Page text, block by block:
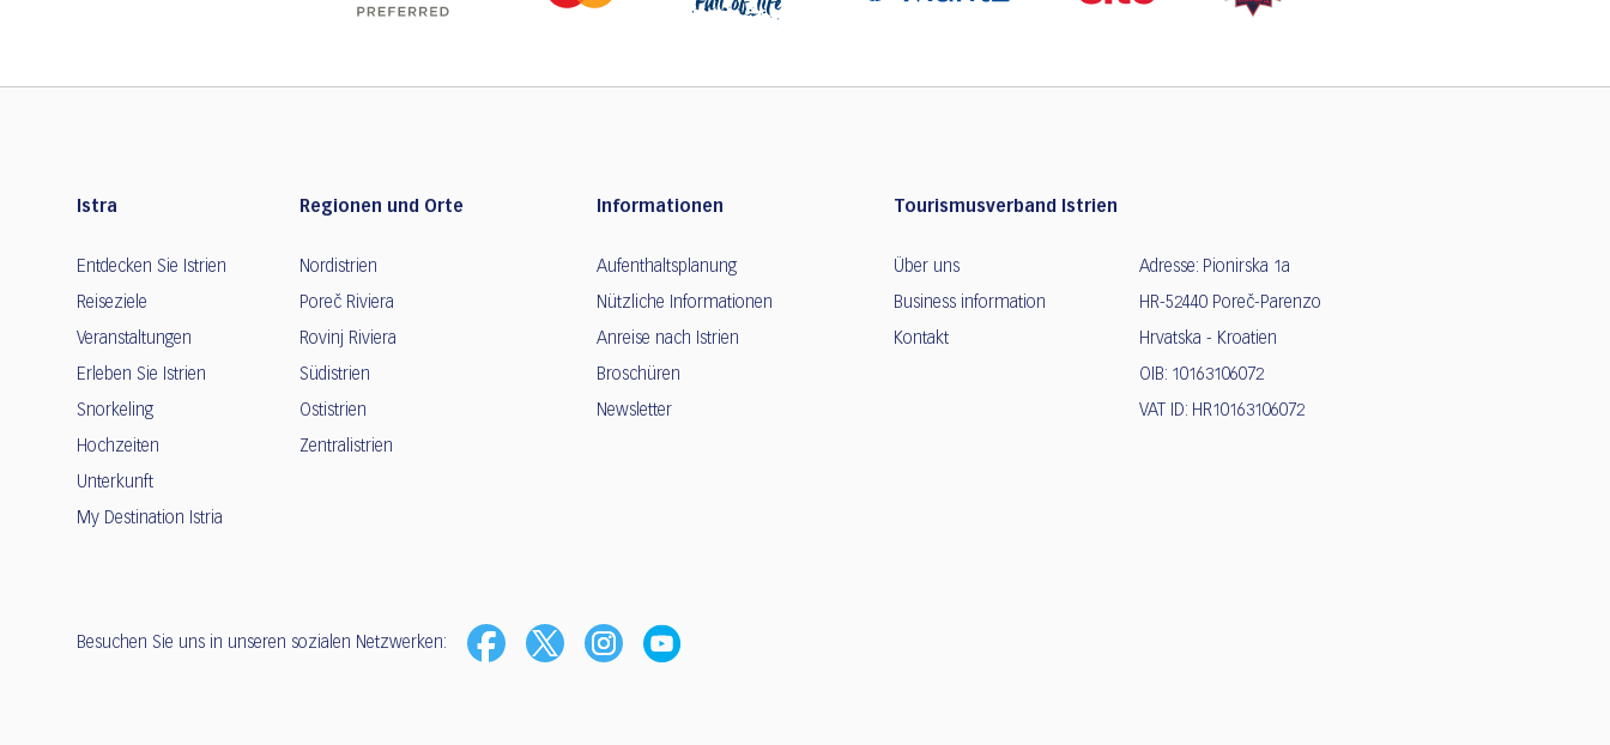
Istra
Entdecken Sie Istrien
Reiseziele
Veranstaltungen
Erleben Sie Istrien
Snorkeling
Hochzeiten
Unterkunft
My Destination Istria
Regionen und Orte
Nordistrien
Poreč Riviera
Rovinj Riviera
Südistrien
Ostistrien
Zentralistrien
Informationen
Aufenthaltsplanung
Nützliche Informationen
Anreise nach Istrien
Broschüren
Newsletter
Tourismusverband Istrien
Über uns
Business information
Kontakt
Adresse: Pionirska 1a
HR-52440 Poreč-Parenzo
Hrvatska - Kroatien
OIB: 10163106072
VAT ID: HR10163106072
Besuchen Sie uns in unseren sozialen Netzwerken: